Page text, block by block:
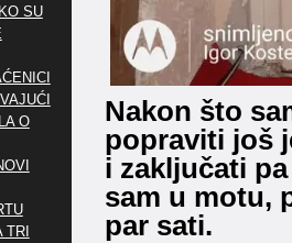
Nakon što
popraviti još
i zaključati
sam u motu,
par sati.
SU
O